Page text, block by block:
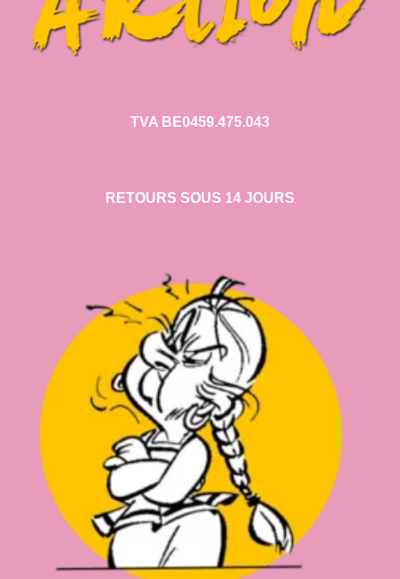
TVA BE0459.475.043
RETOURS SOUS 14 JOURS